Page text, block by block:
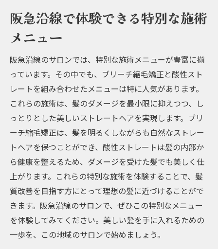
阪急沿線で注目のサロン紹介
阪急沿線で髪質改善ブリーチ縮毛矯正の最新技
術
最新のブリーチ縮毛矯正技術とは？
阪急沿線で受けられる髪質改善施術の詳細
髪質改善に効果的な最新技術の特徴
ブリーチ縮毛矯正のアフターケア方法
阪急沿線の最新技術を提供するサロン紹介
髪質改善を実現するためのポイントとコツ
阪急沿線で体験できる特別な施術
メニュー
阪急沿線のサロンでは、特別な施術メニューが豊富に揃
っています。その中でも、ブリーチ縮毛矯正と酸性スト
レートを組み合わせたメニューは特に人気があります。
これらの施術は、髪のダメージを最小限に抑えつつ、し
っとりとした美しいストレートヘアを実現します。ブリ
ーチ縮毛矯正は、髪を明るくしながらも自然なストレー
トヘアを保つことができ、酸性ストレートは髪の内部か
ら健康を整えるため、ダメージを受けた髪でも美しく仕
上がります。これらの特別な施術を体験することで、髪
質改善を目指す方にとって理想の髪に近づけることがで
きます。阪急沿線のサロンで、ぜひこの特別なメニュー
を体験してみてください。美しい髪を手に入れるための
一歩を、この地域のサロンで始めましょう。